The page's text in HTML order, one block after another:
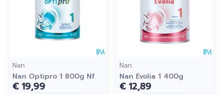
Nan
Nan Optipro 1 800g Nf
€ 19,99
Nan
Nan Evolia 1 400g
€ 12,89